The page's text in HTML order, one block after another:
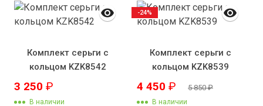
Комплект серьги с
кольцом KZK8542
3 250 ₽
В наличии
Комплект серьги с
кольцом KZK8539
4 450 ₽ 5 850₽
В наличии
-24%